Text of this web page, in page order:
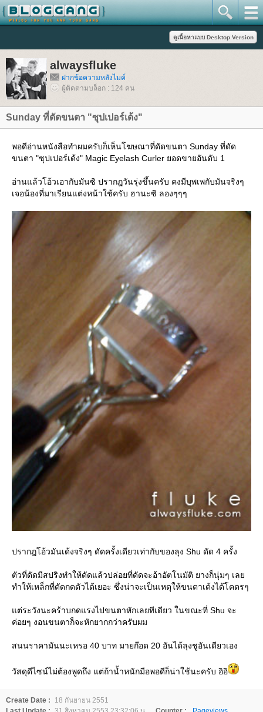
alwaysfluke
ฝากข้อความหลังไมค์
ผู้ติดตามบล็อก : 124 คน
Sunday ที่ดัดขนตา "ซุปเปอร์เด้ง"
พอดีอ่านหนังสือทำผมครับก็เห็นโฆษณาที่ดัดขนตา Sunday ที่ดัด
ขนตา "ซุปเปอร์เด้ง" Magic Eyelash Curler ยอดขายอันดับ 1
อ่านแล้วโอ้วเอากับมันซิ ปรากฎวันรุ่งขึ้นครับ คงมีบุพเพกับมันจริงๆ
เจอน้องที่มาเรียนแต่งหน้าใช้ครับ ฮานะซิ ลองๆๆๆ
ปรากฎโอ้วมันเด้งจริงๆ ดัดครั้งเดียวเท่ากับของลุง Shu ดัด 4 ครั้ง
ตัวที่ดัดมีสปริงทำให้ดัดแล้วปล่อยที่ดัดจะอ้าอัตโนมัติ ยางก็นุ่มๆ เล
ทำให้เหล็กที่ดัดกดตัวได้เยอะ ซึ่งน่าจะเป็นเหตุให้ขนตาเด้งได้โคตรๆ
ต่ระวังนะคร้าบกดแรงไปขนตาหักเลยทีเดียว ในขณะที่ Shu จะ
ค่อยๆ งอนขนตาก็จะหักยากกว่าครับผม
สนนราคามันนะเหรอ 40 บาท มายก๊อด 20 อันได้ลุงชูอันเดียวเอง
วัสดุดีไซน์ไม่ต้องพูดถึง แต่ถ้าน้ำหนักมือพอดีก็น่าใช้นะครับ อิอิ
Create Date :
18 กันยายน 2551